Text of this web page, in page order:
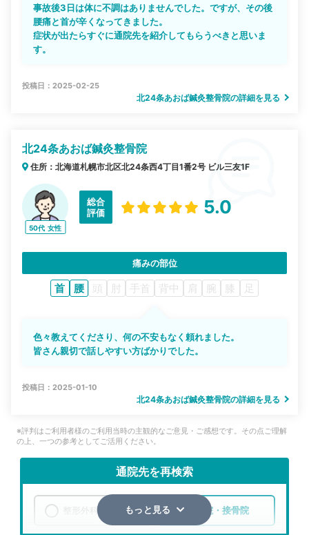
事故後3日は体に不調はありませんでした。ですが、その後
腰痛と首が辛くなってきました。
症状が出たらすぐに通院先を紹介してもらうべきと思いま
す。
投稿日：2025-02-25
北24条あおば鍼灸整骨院の詳細を見る
北24条あおば鍼灸整骨院
住所：北海道札幌市北区北24条西4丁目1番2号 ビル三友1F
50代 女性
総合
評価
5.0
痛みの部位
首 腰 頭 肘 手首 背中 肩 腕 膝 足
色々教えてくださり、何の不安もなく頼れました。
皆さん親切で話しやすい方ばかりでした。
投稿日：2025-01-10
北24条あおば鍼灸整骨院の詳細を見る
※評判はご利用者様のご利用当時の主観的なご意見・ご感想です。その点ご理解
の上、一つの参考としてご活用ください。
通院先を再検索
整形外科 整骨院・接骨院
もっと見る